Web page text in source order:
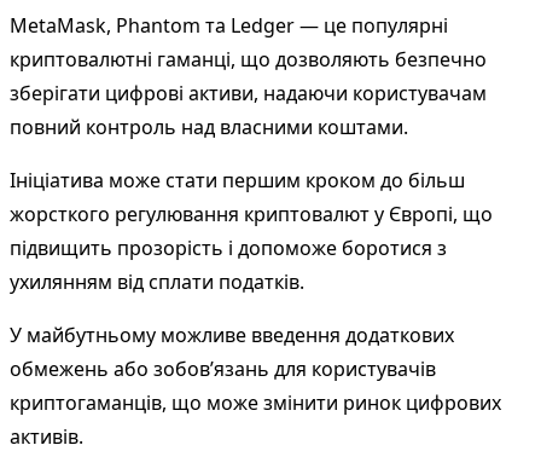
MetaMask, Phantom та Ledger — це популярні
криптовалютні гаманці, що дозволяють безпечно
зберігати цифрові активи, надаючи користувачам
повний контроль над власними коштами.
Ініціатива може стати першим кроком до більш
жорсткого регулювання криптовалют у Європі, що
підвищить прозорість і допоможе боротися з
ухилянням від сплати податків.
У майбутньому можливе введення додаткових
обмежень або зобов’язань для користувачів
криптогаманців, що може змінити ринок цифрових
активів.